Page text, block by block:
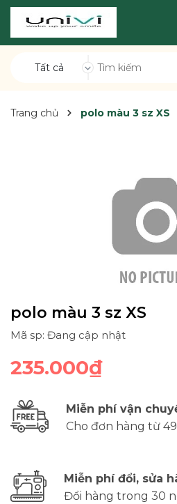
Tất cả
Trang chủ polo màu 3 sz XS
polo màu 3 sz XS
Mã sp: Đang cập nhật
235.000₫
Miễn phí vận
Cho đơn hàng từ
Miễn phí đổi, sửa
Đổi hàng trong 30